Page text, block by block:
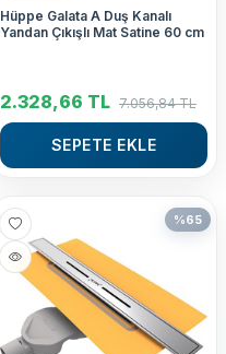
Hüppe Galata A Duş Kanalı
Yandan Çıkışlı Mat Satine 60 cm
2.328,66 TL 7.056,84TL
SEPETE EKLE
%65